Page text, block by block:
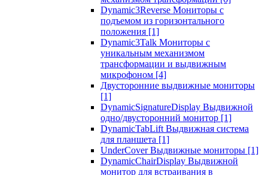
Dynamic3Reverse Мониторы с
подъемом из горизонтального
положения [1]
Dynamic3Talk Мониторы с
уникальным механизмом
трансформации и выдвижным
микрофоном [4]
Двусторонние выдвижные мониторы
[1]
DynamicSignatureDisplay Выдвижной
одно/двусторонний монитор [1]
DynamicTabLift Выдвижная система
для планшета [1]
UnderCover Выдвижные мониторы [1]
DynamicChairDisplay Выдвижной
монитор для встраивания в